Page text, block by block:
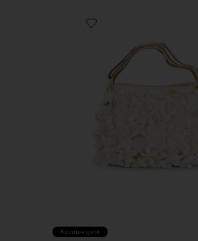
Favorite СУМКА SOLENE
Коллекции